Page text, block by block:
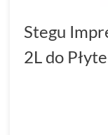
Stegu
2L do